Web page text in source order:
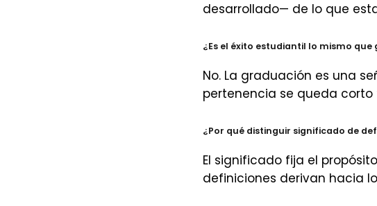
desarrollado— de lo que
¿Es el éxito estudiantil lo mismo que
No. La graduación es una
pertenencia se queda
¿Por qué distinguir significado de
El significado fija el
definiciones derivan hacia